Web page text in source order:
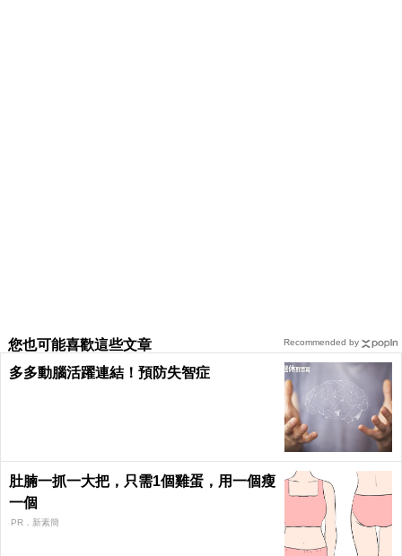
您也可能喜歡這些文章
多多動腦活躍連結！預防失智症
肚腩一抓一大把，只需1個雞蛋，用一個瘦
一個
PR．新素簡
Recommended by